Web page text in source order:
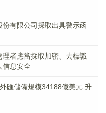
有限公司採取出具警示函
者應當採取加密、去標識
信息安全
匯儲備規模34188億美元 升